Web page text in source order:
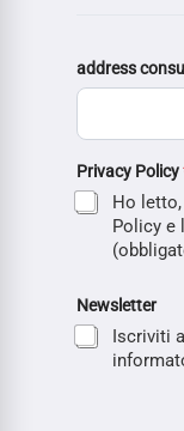
address
Privacy Policy
Ho
Policy e
Newsletter
Iscriviti